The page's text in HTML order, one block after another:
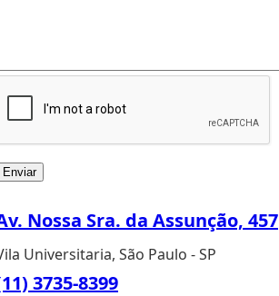
Enviar
Nossa Sra. da Assunção, 457
Universitaria, São Paulo - SP
3735-8399